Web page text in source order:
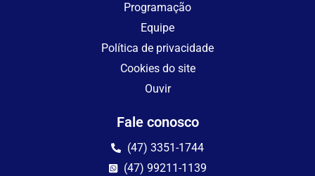
Programação
Equipe
Política de privacidade
Cookies do site
Ouvir
Fale conosco
(47) 3351-1744
(47) 99211-1139